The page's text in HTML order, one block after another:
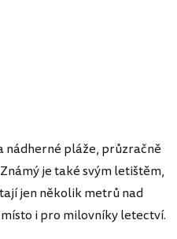
nádherné pláže, průzračně
je také svým letištěm,
jen několik metrů nad
i pro milovníky letectví.